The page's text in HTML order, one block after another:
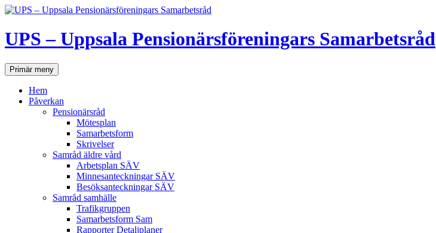
UPS – Uppsala Pensionärsföreningars Samarbetsråd
SökPrimär meny Hoppa
till
Hem
Påverkan
Pensionärsråd
Mötesplan
Samarbetsform
Skrivelser
Samråd äldre vård
Arbetsplan SÄV
Minnesanteckningar SÄV
Besöksanteckningar SÄV
Samråd samhälle
Trafikgruppen
Samarbetsform Sam
Rapporter Detaljplaner